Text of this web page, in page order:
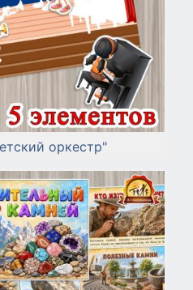
оркестр"